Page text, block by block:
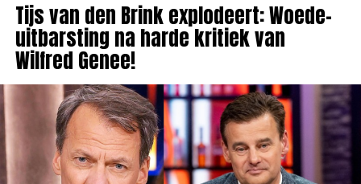
Tijs van den Brink explodeert: Woede-
uitbarsting na harde kritiek van
Wilfred Genee!